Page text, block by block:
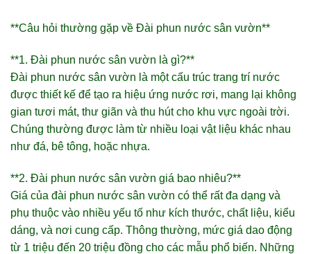
**Câu hỏi thường gặp về Đài phun nước sân vườn**
**1. Đài phun nước sân vườn là gì?**
Đài phun nước sân vườn là một cấu trúc trang trí nước
được thiết kế để tạo ra hiệu ứng nước rơi, mang lại không
gian tươi mát, thư giãn và thu hút cho khu vực ngoài trời.
Chúng thường được làm từ nhiều loại vật liệu khác nhau
như đá, bê tông, hoặc nhựa.
**2. Đài phun nước sân vườn giá bao nhiêu?**
Giá của đài phun nước sân vườn có thể rất đa dạng và
phụ thuộc vào nhiều yếu tố như kích thước, chất liệu, kiểu
dáng, và nơi cung cấp. Thông thường, mức giá dao động
từ 1 triệu đến 20 triệu đồng cho các mẫu phổ biến. Những